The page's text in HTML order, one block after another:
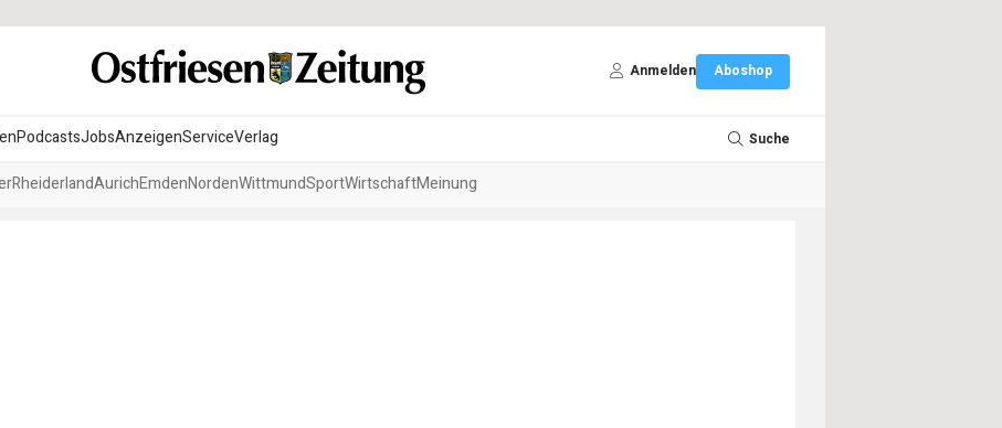
Anmelden Aboshop
PodcastsJobsAnzeigenServiceVerlag Suche
RheiderlandAurichEmdenNordenWittmundSportWirtschaftMeinung